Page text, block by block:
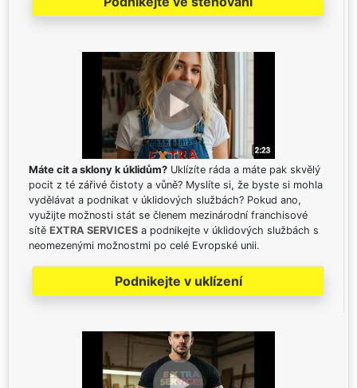
Máte cit a sklony k úklidům? Uklízíte ráda a máte pak skvělý
pocit z té zářivé čistoty a vůně? Myslíte si, že byste si mohla
vydělávat a podnikat v úklidových službách? Pokud ano,
využijte možnosti stát se členem mezinárodní franchisové
sítě EXTRA SERVICES a podnikejte v úklidových službách s
neomezenými možnostmi po celé Evropské unii.
Podnikejte v uklízení